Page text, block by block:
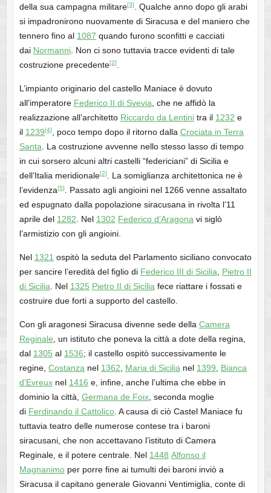
della sua campagna militare[3]
. Qualche anno dopo gli arabi
si impadronirono nuovamente di Siracusa e del maniero che
tennero fino al 1087 quando furono sconfitti e cacciati
dai Normanni. Non ci sono tuttavia tracce evidenti di tale
costruzione precedente[2]
L’impianto originario del castello Maniace è dovuto
all’imperatore Federico II di Svevia , che ne affidò la
realizzazione all’architetto Riccardo da Lentinitra il 1232 e
il 1239[4] , poco tempo dopo il ritorno dalla Crociata in Terra
Santa . La costruzione avvenne nello stesso lasso di tempo
in cui sorsero alcuni altri castelli “federiciani” di Sicilia e
dell’Italia meridionale[2]
. La somiglianza architettonica ne è
l’evidenza[5]
. Passato agli angioini nel 1266 venne assaltato
ed espugnato dalla popolazione siracusana in rivolta l’11
aprile del 1282 . Nel 1302 Federico d’Aragona vi siglò
l’armistizio con gli angioini.
Nel 1321 ospitò la seduta del Parlamento siciliano convocato
per sancire l’eredità del figlio di Federico III di Sicilia
Pietro II
di Sicilia . Nel 1325 Pietro II di Sicilia fece riattare i fossati e
costruire due forti a supporto del castello.
Con gli aragonesi Siracusa divenne sede della Camera
Reginale , un istituto che poneva la città a dote della regina,
dal 1305 al 1536; il castello ospitò successivamente le
regine, Costanza nel 1362 Maria di Sicilia nel 1399
Bianca
d’Evreuxnel 1416 e, infine, anche l’ultima che ebbe in
dominio la città, Germana de Foix, seconda moglie
di Ferdinando il Cattolico. A causa di ciò Castel Maniace fu
tuttavia teatro delle numerose contese tra i baroni
siracusani, che non accettavano l’istituto di Camera
Reginale, e il potere centrale. Nel 1448 Alfonso il
Magnanimoper porre fine ai tumulti dei baroni inviò a
Siracusa il capitano generale Giovanni Ventimiglia, conte di